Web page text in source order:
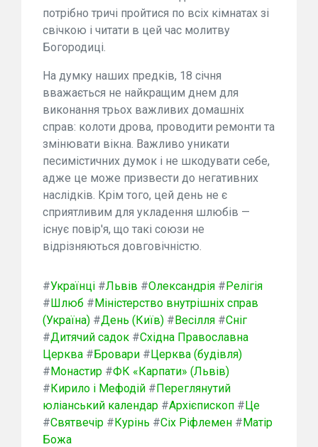
потрібно тричі пройтися по всіх кімнатах зі
свічкою і читати в цей час молитву
Богородиці.
На думку наших предків, 18 січня
вважається не найкращим днем для
виконання трьох важливих домашніх
справ: колоти дрова, проводити ремонти та
змінювати вікна. Важливо уникати
песимістичних думок і не шкодувати себе,
адже це може призвести до негативних
наслідків. Крім того, цей день не є
сприятливим для укладення шлюбів —
існує повір'я, що такі союзи не
відрізняються довговічністю.
#Українці #Львів #Олександрія #Релігія
#Шлюб #Міністерство внутрішніх справ
(Україна) #День (Київ) #Весілля #Сніг
#Дитячий садок #Східна Православна
Церква #Бровари #Церква (будівля)
#Монастир #ФК «Карпати» (Львів)
#Кирило і Мефодій #Переглянутий
юліанський календар #Архієпископ #Це
#Святвечір #Курінь #Сіх Ріфлемен #Матір
Божа